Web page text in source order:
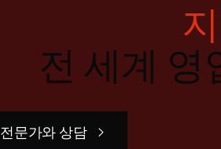
전 세계 영
전문가와 상담